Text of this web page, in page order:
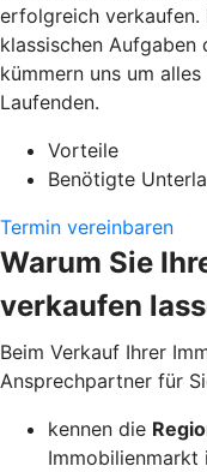
erfolgreich verkaufen.
klassischen Aufgaben
kümmern uns um
Laufenden.
Vorteile
Benötigte
Termin vereinbaren
Warum Sie
verkaufen
Beim Verkauf Ihrer
Ansprechpartner für
kennen die
Immobilienmarkt